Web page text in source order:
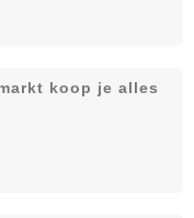
koop je alles